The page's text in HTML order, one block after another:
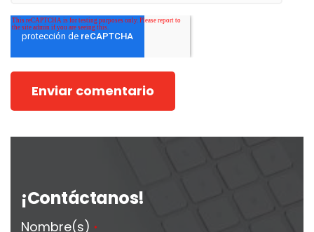
¡Contáctanos!
Nombre(s) *